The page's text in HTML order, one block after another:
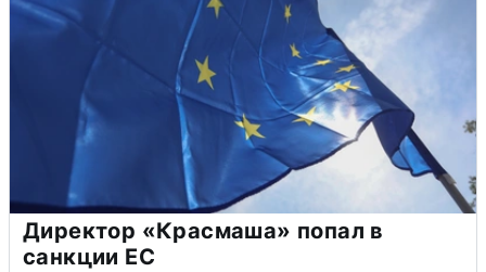
Директор «Красмаша» попал в
санкции ЕС